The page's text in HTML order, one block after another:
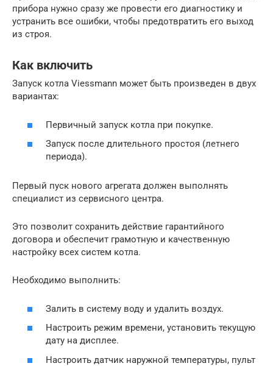
прибора нужно сразу же провести его диагностику и
устранить все ошибки, чтобы предотвратить его выход
из строя.
Как включить
Запуск котла Viessmann может быть произведен в двух
вариантах:
Первичный запуск котла при покупке.
Запуск после длительного простоя (летнего
периода).
Первый пуск нового агрегата должен выполнять
специалист из сервисного центра.
Это позволит сохранить действие гарантийного
договора и обеспечит грамотную и качественную
настройку всех систем котла.
Необходимо выполнить:
Залить в систему воду и удалить воздух.
Настроить режим времени, установить текущую
дату на дисплее.
Настроить датчик наружной температуры, пульт